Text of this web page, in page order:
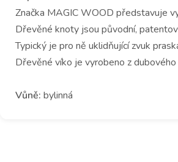
Značka MAGIC WOOD představuje
Dřevěné knoty jsou původní,
Typický je pro ně uklidňující zvuk
Dřevěné víko je vyrobeno z
Vůně: bylinná